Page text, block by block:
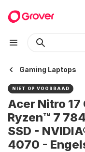
Gaming Laptops
NIET OP VOORRAAD
Acer Nitro 17
Ryzen™ 7
SSD -
4070 -